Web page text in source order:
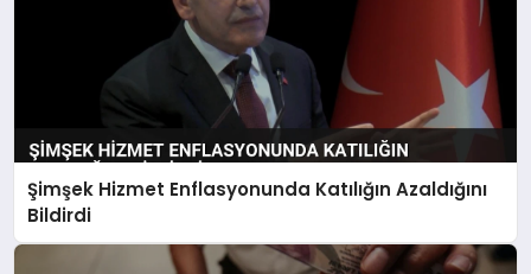
Şimşek Hizmet Enflasyonunda Katılığın Azaldığını
Bildirdi